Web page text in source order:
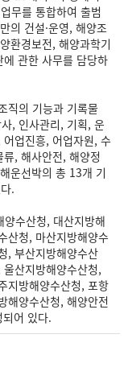
무를 통합하여 출범
의 건설·운영, 해양조
환경보전, 해양과학기
관한 사무를 담당하
직의 기능과 기록물
, 인사관리, 기획, 운
업진흥, 어업자원, 수
, 해사안전, 해양정
운선박의 총 13개 기
.
수산청, 대산지방해
산청, 마산지방해양수
, 부산지방해양수산
산지방해양수산청,
지방해양수산청, 포항
해양수산청, 해양안전
어 있다.